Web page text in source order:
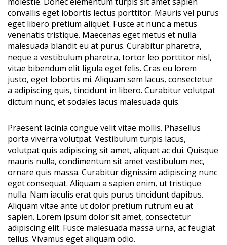
convallis eget lobortis lectus porttitor. Mauris vel purus
eget libero pretium aliquet. Fusce at nunc a metus
venenatis tristique. Maecenas eget metus et nulla
malesuada blandit eu at purus. Curabitur pharetra,
neque a vestibulum pharetra, tortor leo porttitor nisl,
vitae bibendum elit ligula eget felis. Cras eu lorem
justo, eget lobortis mi. Aliquam sem lacus, consectetur
a adipiscing quis, tincidunt in libero. Curabitur volutpat
dictum nunc, et sodales lacus malesuada quis.
Praesent lacinia congue velit vitae mollis. Phasellus
porta viverra volutpat. Vestibulum turpis lacus,
volutpat quis adipiscing sit amet, aliquet ac dui. Quisque
mauris nulla, condimentum sit amet vestibulum nec,
ornare quis massa. Curabitur dignissim adipiscing nunc
eget consequat. Aliquam a sapien enim, ut tristique
nulla. Nam iaculis erat quis purus tincidunt dapibus.
Aliquam vitae ante ut dolor pretium rutrum eu at
sapien. Lorem ipsum dolor sit amet, consectetur
adipiscing elit. Fusce malesuada massa urna, ac feugiat
tellus. Vivamus eget aliquam odio.